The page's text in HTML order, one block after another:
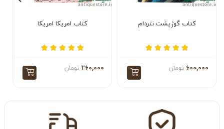
کتاب گوژپشت نتردام
600,000 تومان
کتاب امریکا امریکا
260,000 تومان